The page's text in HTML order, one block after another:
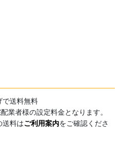
送料無料
業者様の設定料金となります。
料はご利用案内をご確認くださ